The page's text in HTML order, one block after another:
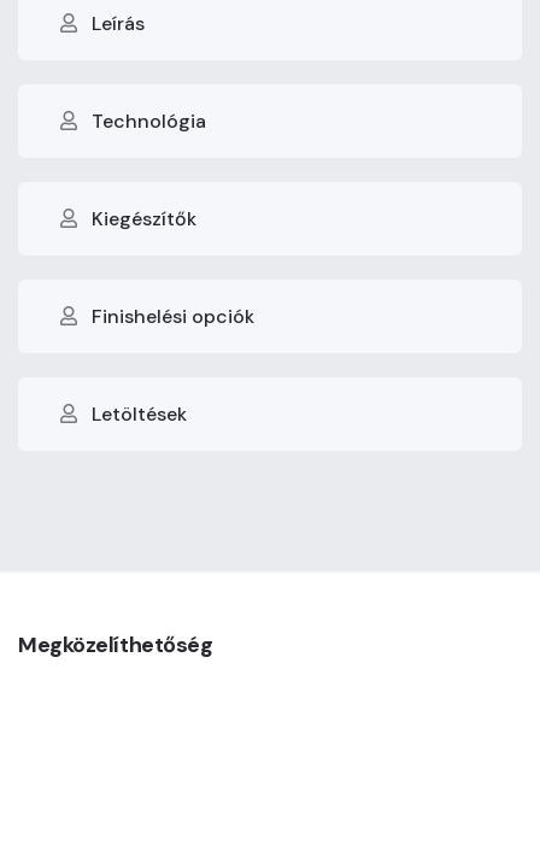
Leírás
Technológia
Kiegészítők
Finishelési opciók
Letöltések
Megközelíthetőség